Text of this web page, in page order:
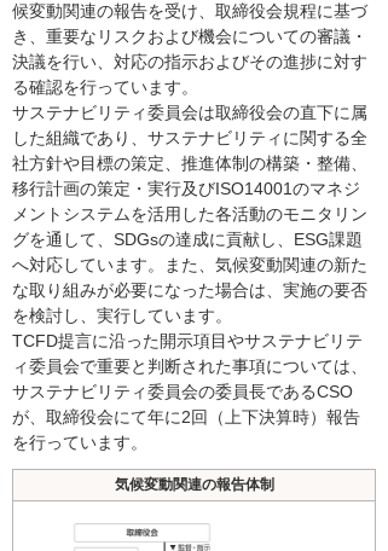
候変動関連の報告を受け、取締役会規程に基づ
き、重要なリスクおよび機会についての審議・
決議を行い、対応の指示およびその進捗に対す
る確認を行っています。
サステナビリティ委員会は取締役会の直下に属
した組織であり、サステナビリティに関する全
社方針や目標の策定、推進体制の構築・整備、
移行計画の策定・実行及びISO14001のマネジ
メントシステムを活用した各活動のモニタリン
グを通して、SDGsの達成に貢献し、ESG課題
へ対応しています。また、気候変動関連の新た
な取り組みが必要になった場合は、実施の要否
を検討し、実行しています。
TCFD提言に沿った開示項目やサステナビリテ
ィ委員会で重要と判断された事項については、
サステナビリティ委員会の委員長であるCSO
が、取締役会にて年に2回（上下決算時）報告
を行っています。
気候変動関連の報告体制